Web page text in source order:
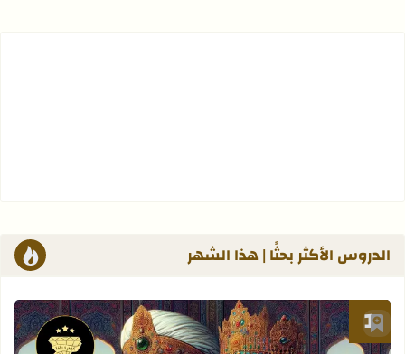
الدروس الأكثر بحثًا | هذا الشهر
أضف إلى العلامات المرجعية